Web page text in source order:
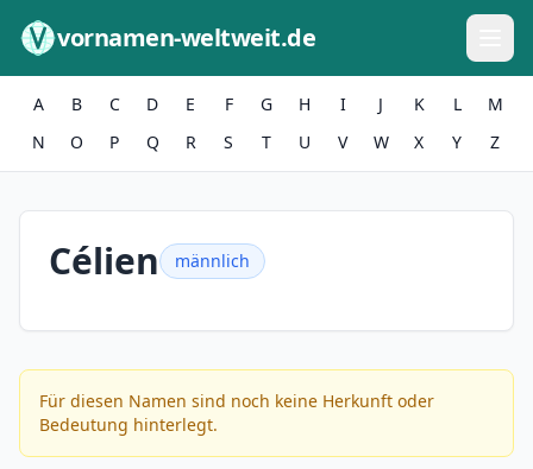
vornamen-weltweit.de
A B C D E F G H I J K L
M
N
O P Q R S T U V W X Y Z
Célien männlich
Für diesen Namen sind noch keine Herkunft oder
Bedeutung hinterlegt.